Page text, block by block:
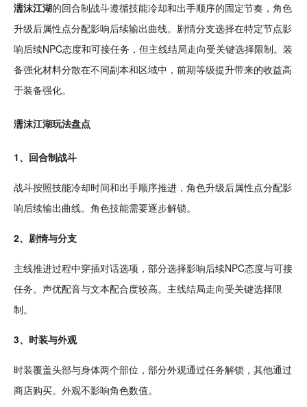
濡沫江湖的回合制战斗遵循技能冷却和出手顺序的固定节奏 ， 角色
升级后属性点分配影响后续输出曲线。 剧情分支选择在特定节点影
响后续NPC态度和可接任务 ，但主线结局走向受关键选择限制。 装
备强化材料分散在不同副本和区域中，前期等级提升带来的收益高
于装备强化。
濡沫江湖玩法盘点
1、回合制战斗
战斗按照技能冷却时间和出手顺序推进，角色升级后属性点分配影
响后续输出曲线。角色技能需要逐步解锁。
2、剧情与分支
主线推进过程中穿插对话选项，部分选择影响后续NPC态度与可接
任务。声优配音与文本配合度较高。主线结局走向受关键选择限
制。
3、 时装与外观
时装覆盖头部与身体两个部位，部分外观通过任务解锁，其他通过
商店购买。外观不影响角色数值。